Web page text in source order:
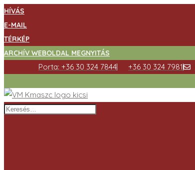
HÍVÁS
E-MAIL
TÉRKÉP
ARCHÍV WEBOLDAL MEGNYITÁS
Porta: +36 30 324 7844 +36 30 324 7981
Keresés…